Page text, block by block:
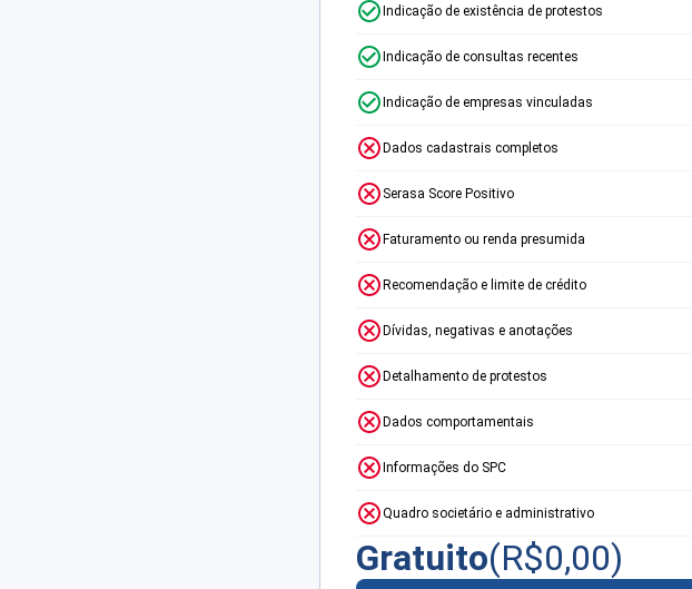
Indicação de existência de protestos
Indicação de consultas recentes
Indicação de empresas vinculadas
Dados cadastrais completos
Serasa Score Positivo
Faturamento ou renda presumida
Recomendação e limite de crédito
Dívidas, negativas e anotações
Detalhamento de protestos
Dados comportamentais
Informações do SPC
Quadro societário e administrativo
Gratuito(R$0,00)